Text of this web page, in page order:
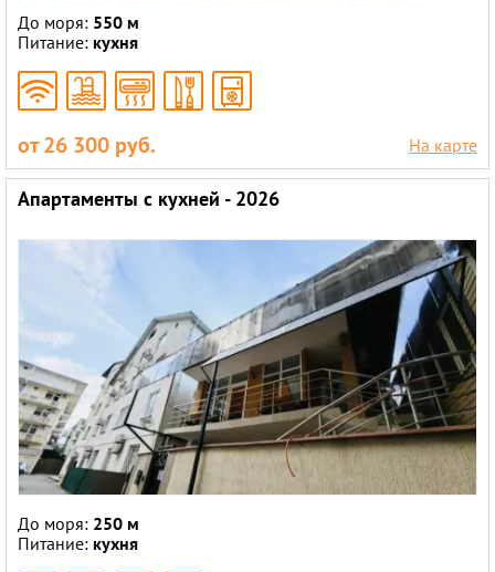
До моря: 550 м
Питание: кухня
от 26 300 руб. На карте
Апартаменты с кухней - 2026
До моря: 250 м
Питание: кухня